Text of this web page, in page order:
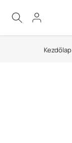
Ugrás
tartalomra
Kezdőlap